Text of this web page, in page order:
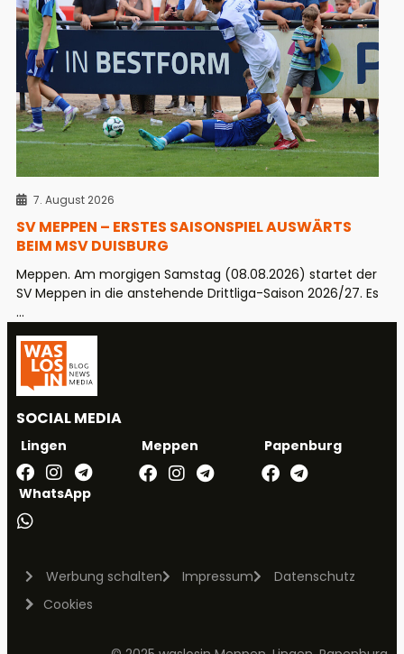
7. August 2026
SV MEPPEN – ERSTES SAISONSPIEL AUSWÄRTS
BEIM MSV DUISBURG
Meppen. Am morgigen Samstag (08.08.2026) startet der
SV Meppen in die anstehende Drittliga-Saison 2026/27. Es
...
SOCIAL MEDIA
Lingen Meppen Papenburg
WhatsApp
Werbung schalten Impressum
Datenschutz
Cookies